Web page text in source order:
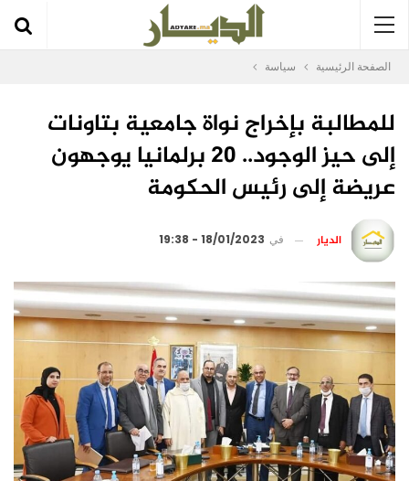
الصفحة الرئيسية سياسة
للمطالبة بإخراج نواة جامعية بتاونات
إلى حيز الوجود.. 20 برلمانيا يوجهون
عريضة إلى رئيس الحكومة
الديار في 18/01/2023 - 19:38